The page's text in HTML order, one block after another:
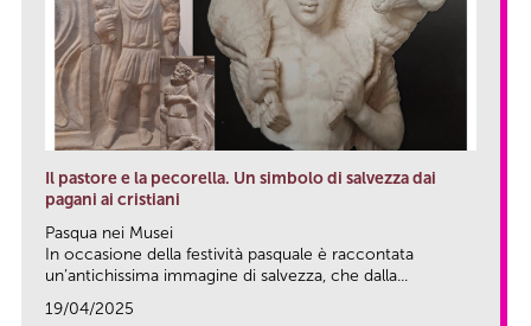
Il pastore e la pecorella. Un simbolo di salvezza dai
pagani ai cristiani
Pasqua nei Musei
In occasione della festività pasquale è raccontata
un’antichissima immagine di salvezza, che dalla...
19/04/2025